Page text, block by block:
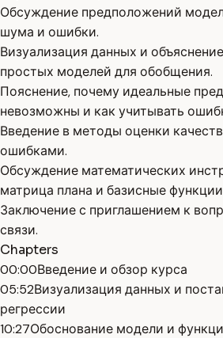
Обсуждение предположений
шума и ошибки.
Визуализация данных и
простых моделей для обобщения.
Пояснение, почему идеальные
невозможны и как учитывать
Введение в методы оценки
ошибками.
Обсуждение математических
матрица плана и базисные
Заключение с приглашением к
связи.
Chapters
00:00Введение и обзор курса
05:52Визуализация данных и
регрессии
10:27Обоснование модели и